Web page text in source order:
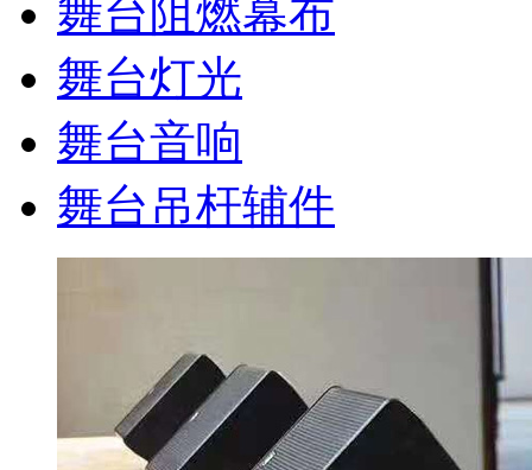
舞台阻燃幕布
舞台灯光
舞台音响
舞台吊杆辅件